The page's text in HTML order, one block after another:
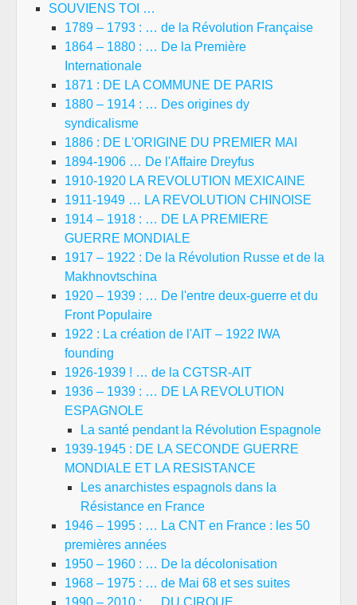
SOUVIENS TOI …
1789 – 1793 : … de la Révolution Française
1864 – 1880 : … De la Première
Internationale
1871 : DE LA COMMUNE DE PARIS
1880 – 1914 : … Des origines dy
syndicalisme
1886 : DE L'ORIGINE DU PREMIER MAI
1894-1906 … De l'Affaire Dreyfus
1910-1920 LA REVOLUTION MEXICAINE
1911-1949 … LA REVOLUTION CHINOISE
1914 – 1918 : … DE LA PREMIERE
GUERRE MONDIALE
1917 – 1922 : De la Révolution Russe et de la
Makhnovtschina
1920 – 1939 : … De l'entre deux-guerre et du
Front Populaire
1922 : La création de l'AIT – 1922 IWA
founding
1926-1939 ! … de la CGTSR-AIT
1936 – 1939 : … DE LA REVOLUTION
ESPAGNOLE
La santé pendant la Révolution Espagnole
1939-1945 : DE LA SECONDE GUERRE
MONDIALE ET LA RESISTANCE
Les anarchistes espagnols dans la
Résistance en France
1946 – 1995 : … La CNT en France : les 50
premières années
1950 – 1960 : … De la décolonisation
1968 – 1975 : … de Mai 68 et ses suites
1990 – 2010 : … DU CIRQUE